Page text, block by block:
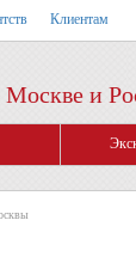
Клиентам
Москве и